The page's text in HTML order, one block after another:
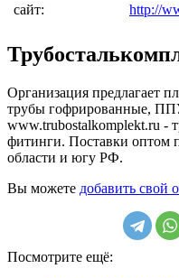
сайт:
http://
Организация предлагает
трубы гофрированные,
www.trubostalkomplekt.ru -
фитинги. Поставки оптом
области и югу РФ.
Вы можете добавить свой
Посмотрите ещё: